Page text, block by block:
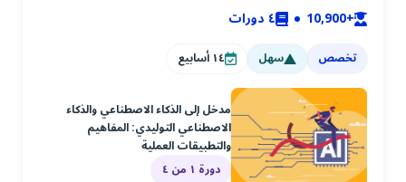
+10,900 ٤ دورات
تخصص سهل ١٤ أسابيع
مدخل إلى الذكاء الاصطناعي والذكاء
الاصطناعي التوليدي: المفاهيم
والتطبيقات العملية
دورة ١ من ٤